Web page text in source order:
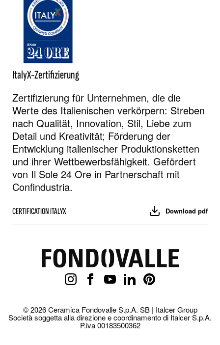
ItalyX-Zertifizierung
Zertifizierung für Unternehmen, die die
Werte des Italienischen verkörpern: Streben
nach Qualität, Innovation, Stil, Liebe zum
Detail und Kreativität; Förderung der
Entwicklung italienischer Produktionsketten
und ihrer Wettbewerbsfähigkeit. Gefördert
von Il Sole 24 Ore in Partnerschaft mit
Confindustria.
CERTIFICATION ITALYX Download pdf
© 2026 Ceramica Fondovalle S.p.A. SB | Italcer Group
Società soggetta alla direzione e coordinamento di Italcer S.p.A.
P.iva 00183500362